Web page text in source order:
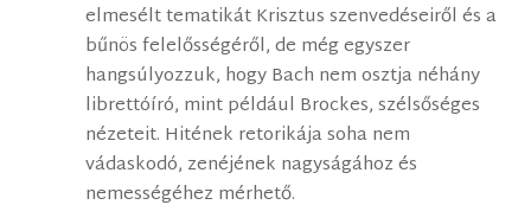
elmesélt tematikát Krisztus szenvedéseiről és a
bűnös felelősségéről, de még egyszer
hangsúlyozzuk, hogy Bach nem osztja néhány
librettóíró, mint például Brockes, szélsőséges
nézeteit. Hitének retorikája soha nem
vádaskodó, zenéjének nagyságához és
nemességéhez mérhető.